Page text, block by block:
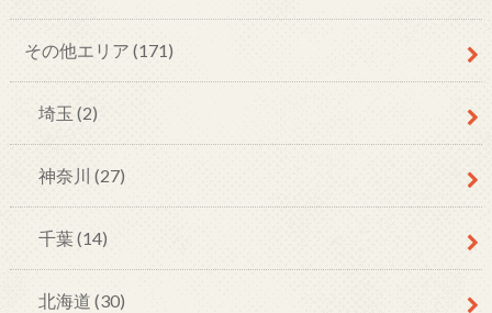
その他エリア (171)
埼玉 (2)
神奈川 (27)
千葉(14)
北海道 (30)